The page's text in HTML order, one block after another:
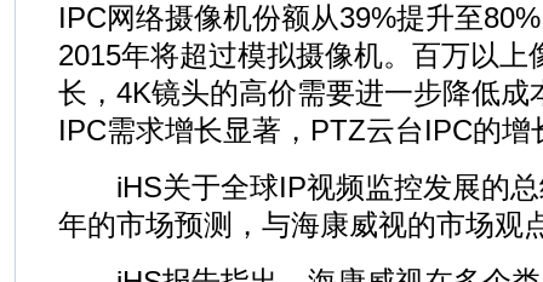
IPC网络摄像机份额从39%提升至
2015年将超过模拟摄像机。百万以上
长，4K镜头的高价需要进一步降低成
IPC需求增长显著，PTZ云台IPC的增
iHS关于全球IP视频监控发展的总
年的市场预测，与海康威视的市场观